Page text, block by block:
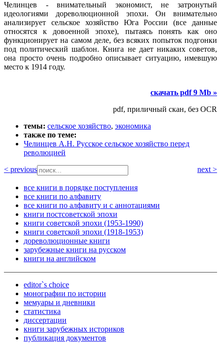
Челинцев - внимательный экономист, не затронутый
идеологиями дореволюционной эпохи. Он внимательно
анализирует сельское хозяйство Юга России (все данные
относятся к довоенной эпохе), пытаясь понять как оно
функционирует на самом деле, без всяких попыток подгонки
под политический шаблон. Книга не дает никаких советов,
она просто очень подробно описывает ситуацию, имевшую
место к 1914 году.
скачать pdf 9 Mb »
pdf, приличный скан, без OCR
темы: сельское хозяйство, экономика
также по теме:
Челинцев А.Н. Русское сельское хозяйство перед
революцией
< previous
next >
все книги в порядке поступления
все книги по алфавиту
все книги по алфавиту и с аннотациями
книги постсоветской эпохи
книги советской эпохи (1953-1990)
книги советской эпохи (1918-1953)
дореволюционные книги
зарубежные книги на русском
книги на английском
editor`s choice
монографии по истории
мемуары и дневники
статистика
диссертации
книги зарубежных историков
публикация документов